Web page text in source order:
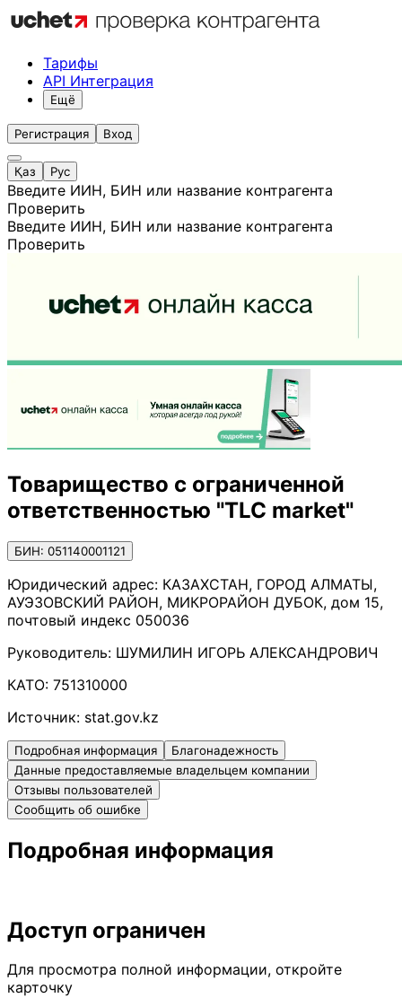
Тарифы
API Интеграция
Ещё
Регистрация Вход
Қаз Рус
Введите ИИН, БИН или название контрагента
Проверить
Введите ИИН, БИН или название контрагента
Проверить
Товарищество с ограниченной
ответственностью "TLC market"
БИН: 051140001121
Юридический адрес: КАЗАХСТАН, ГОРОД АЛМАТЫ,
АУЭЗОВСКИЙ РАЙОН, МИКРОРАЙОН ДУБОК, дом 15,
почтовый индекс 050036
Руководитель: ШУМИЛИН ИГОРЬ АЛЕКСАНДРОВИЧ
КАТО: 751310000
Источник: stat.gov.kz
Подробная информация
Благонадежность
Данные предоставляемые владельцем компании
Отзывы пользователей
Сообщить об ошибке
Подробная информация
Доступ ограничен
Для просмотра полной информации, откройте
карточку